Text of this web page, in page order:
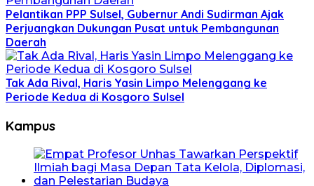
Pelantikan PPP Sulsel, Gubernur Andi Sudirman Ajak
Perjuangkan Dukungan Pusat untuk Pembangunan
Daerah
Tak Ada Rival, Haris Yasin Limpo Melenggang ke
Periode Kedua di Kosgoro Sulsel
Kampus